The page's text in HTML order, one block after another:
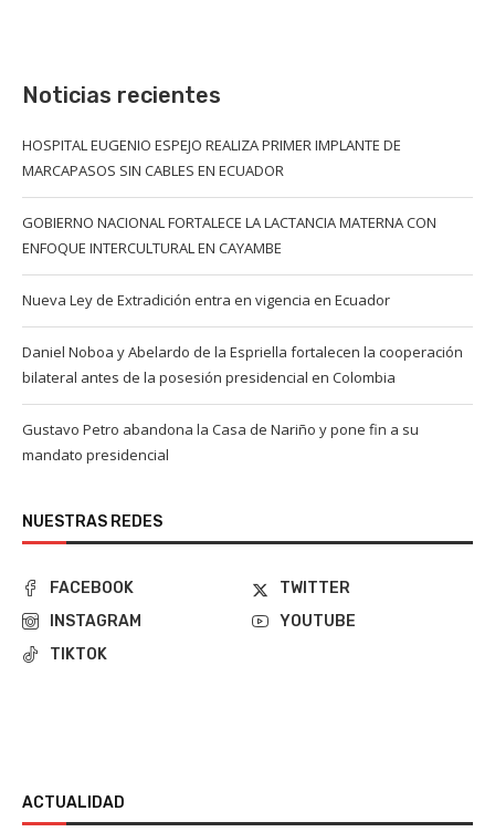
Noticias recientes
HOSPITAL EUGENIO ESPEJO REALIZA PRIMER IMPLANTE DE
MARCAPASOS SIN CABLES EN ECUADOR
GOBIERNO NACIONAL FORTALECE LA LACTANCIA MATERNA CON
ENFOQUE INTERCULTURAL EN CAYAMBE
Nueva Ley de Extradición entra en vigencia en Ecuador
Daniel Noboa y Abelardo de la Espriella fortalecen la cooperación
bilateral antes de la posesión presidencial en Colombia
Gustavo Petro abandona la Casa de Nariño y pone fin a su
mandato presidencial
NUESTRAS REDES
FACEBOOK
TWITTER
INSTAGRAM
YOUTUBE
TIKTOK
ACTUALIDAD